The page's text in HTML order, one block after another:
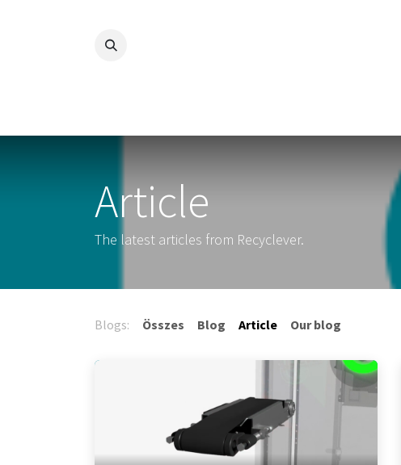
Article
The latest articles from Recyclever.
Blogs: Összes Blog Article Our blog